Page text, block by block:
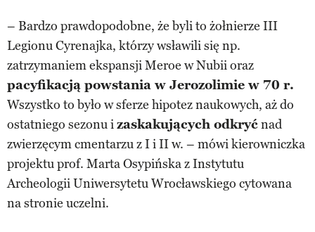
– Bardzo prawdopodobne, że byli to żołnierze III
Legionu Cyrenajka, którzy wsławili się np.
zatrzymaniem ekspansji Meroe w Nubii oraz
pacyfikacją powstania w Jerozolimie w 70 r.
Wszystko to było w sferze hipotez naukowych, aż do
ostatniego sezonu izaskakujących odkryćnad
zwierzęcym cmentarzu z I i II w. – mówi kierowniczka
projektu prof. Marta Osypińska z Instytutu
Archeologii Uniwersytetu Wrocławskiego cytowana
na stronie uczelni.